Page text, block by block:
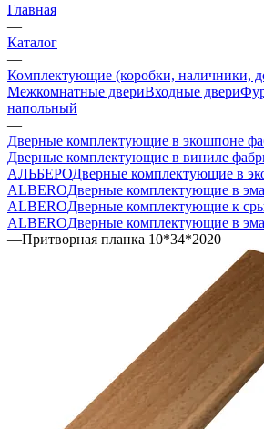
Главная
—
Каталог
—
Комплектующие (коробки, наличники,
Межкомнатные двериВходные двери
напольный
—
Дверные комплектующие в экошпоне
Дверные комплектующие в виниле
АЛЬБЕРОДверные комплектующие в
ALBEROДверные комплектующие в
ALBEROДверные комплектующие к
ALBEROДверные комплектующие в
—Притворная планка 10*34*2020